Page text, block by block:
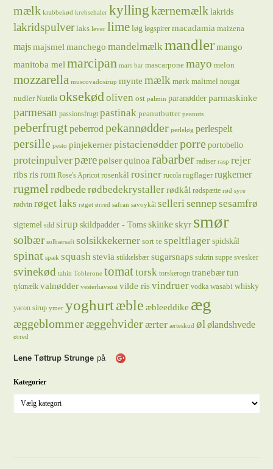
mælk krabbekød krebsehaler kylling kærnemælk lakrids
lakridspulver laks lever lime løg løgspirer macadamia maizena
majsmajsmel manchego mandelmælkmandler mango
manitoba mel marcipan mars bar mascarpone mayo melon
mozzarella muscovadosirup mynte mælk mørk maltmel nougat
nudler Nutella oksekødoliven ost palmin paranødder parmaskinke
parmesan passionsfrugt pastinak peanutbutter peanuts
peberfrugtpeberrodpekannødder perleløg perlespelt
persille pesto pinjekerner pistacienødderporre portobello
proteinpulverpære pølser quinoa rabarber radiser rasp rejer
ribs risrom Rose's Apricot rosenkål rosiner rucola rugflager rugkerner
rugmel rødbederødbedekrystallerrødkål rødspætte rød syre
rødvin røget laks røget ørred safran savoykål sellerisennepsesamfrø
sigtemel sild sirup skildpadder - Toms skinke skyr smør
solbær solbærsaft solsikkekerner sort te speltflager spidskål
spinat spæk squash stevia stikkelsbær sugarsnaps sukrin suppe svesker
svinekød tahin Toblerone tomattorsk torskerogn tranebærtun
tykmælk valnødder vesterhavsost vilde ris vindruer vodka wasabi whisky
yacon sirup ymer yoghurtæble æbleeddike æg
æggeblommeræggehviderærter ærteskud øl ølandshvede
ørred
Lene Tøttrup Strunge på
Kategorier